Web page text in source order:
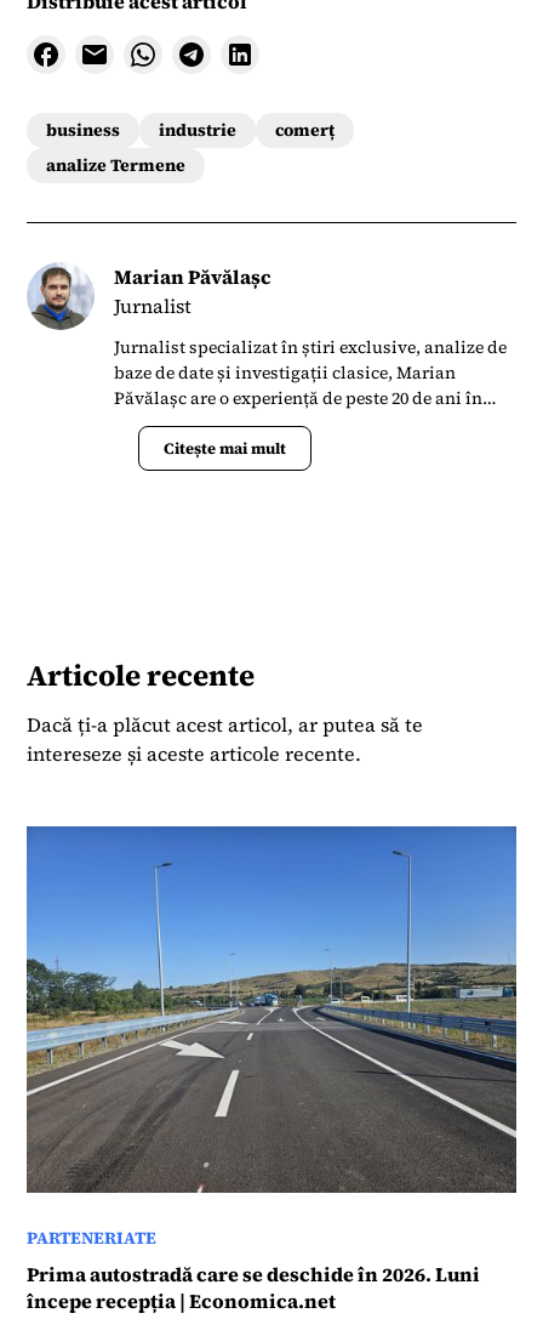
business industrie
comerț
analize Termene
Marian Păvălașc
Jurnalist
Jurnalist specializat în știri exclusive, analize de
baze de date și investigații clasice, Marian
Păvălașc are o experiență de peste 20 de ani în
presa din România. S-a alăturat Termene.ro în
aprilie 2023 când s-a implicat în lansarea
Bussiness News ca un portal de știri la zi și
Citește mai mult
Articole recente
Dacă ți-a plăcut acest articol, ar putea să te
intereseze și aceste articole recente.
PARTENERIATE
Prima autostradă care se deschide în 2026. Luni
începe recepția | Economica.net